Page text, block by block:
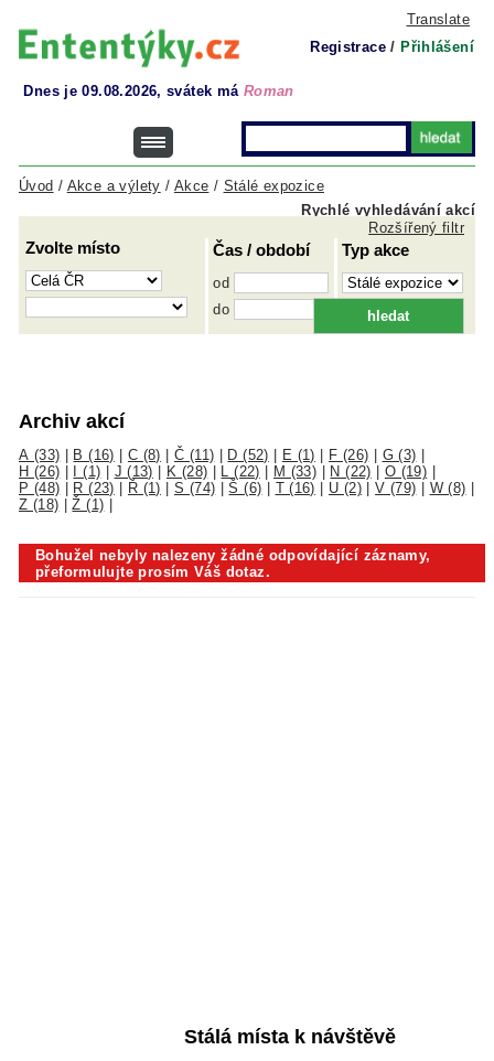
Translate
Registrace / Přihlášení
Dnes je 09.08.2026, svátek má Roman
Rychlé vyhledávání akcí
Úvod / Akce a výlety / Akce / Stálé expozice
Zvolte místo Čas / období
od
do
Typ akce
Rozšířený filtr
Archiv akcí
A (33) B (16) C (8) |Č (11) D (52) E (1) F (26) G (3)
H (26)
I (1) J (13) K (28) L (22) M (33) N (22) O (19)
P (48)
R (23) Ř (1) |S (74) |Š (6) T (16) U (2)|V (79) W (8)
Z (18) |Ž (1)
Bohužel nebyly nalezeny žádné odpovídající záznamy,
přeformulujte prosím Váš dotaz.
Stálá místa k návštěvě